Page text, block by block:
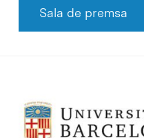
Sala de premsa